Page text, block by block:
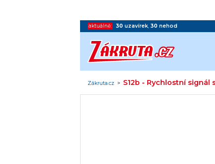
aktuálně: 30 uzavírek, 30 nehod
Zákruta.cz > S12b - Rychlostní signál